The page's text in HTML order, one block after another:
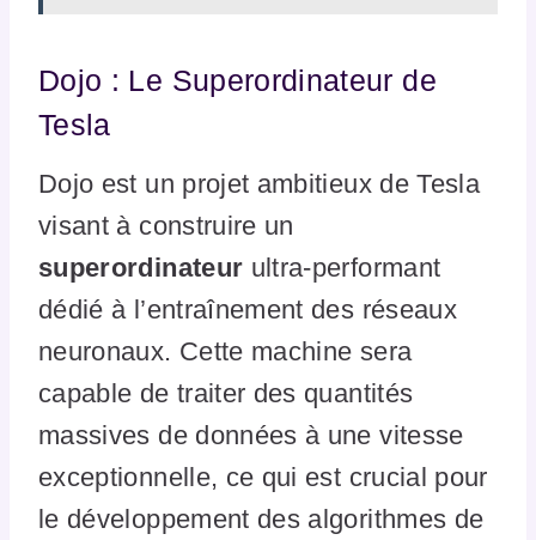
Dojo : Le Superordinateur de
Tesla
Dojo est un projet ambitieux de Tesla
visant à construire un
superordinateur ultra-performant
dédié à l’entraînement des réseaux
neuronaux. Cette machine sera
capable de traiter des quantités
massives de données à une vitesse
exceptionnelle, ce qui est crucial pour
le développement des algorithmes de